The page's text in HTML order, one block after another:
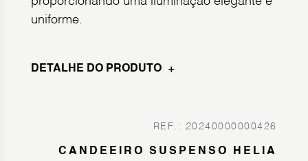
uniforme.
DETALHE DO PRODUTO
REF.: 20240000000426
CANDEEIRO SUSPENSO HELIA